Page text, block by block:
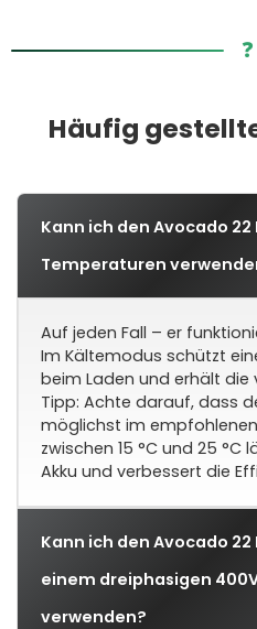
❓
Häufig
Kann ich den Avocado
Temperaturen
Auf jeden Fall – er
Im Kältemodus schützt
beim Laden und erhält die
Tipp: Achte darauf, dass
möglichst im
zwischen 15 °C und 25
Akku und verbessert die
Kann ich den Avocado
einem dreiphasigen
verwenden?